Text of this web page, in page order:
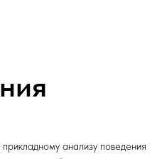
анализу поведения